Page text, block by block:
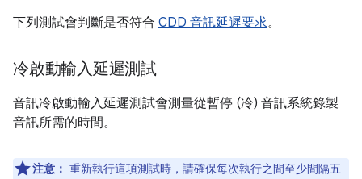
下列測試會判斷是否符合 CDD 音訊延遲要求。
冷啟動輸入延遲測試
音訊冷啟動輸入延遲測試會測量從暫停 (冷) 音訊系統錄製
音訊所需的時間。
注意： 重新執行這項測試時，請確保每次執行之間至少間隔五